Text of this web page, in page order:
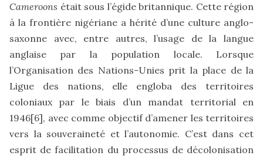
Cameroons était sous l’égide britannique. Cette région
à la frontière nigériane a hérité d’une culture anglo-
saxonne avec, entre autres, l’usage de la langue
anglaise par la population locale. Lorsque
l’Organisation des Nations-Unies prit la place de la
Ligue des nations, elle engloba des territoires
coloniaux par le biais d’un mandat territorial en
1946[6], avec comme objectif d’amener les territoires
vers la souveraineté et l’autonomie. C’est dans cet
esprit de facilitation du processus de décolonisation